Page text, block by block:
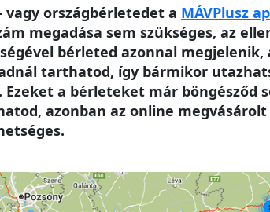
vagy országbérletedet a MÁVPlusz
megadása sem szükséges, az
bérleted azonnal
tarthatod, így bármikor
Ezeket a bérleteket már böngésződ
azonban az online